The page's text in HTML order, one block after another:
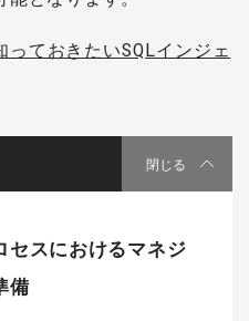
っておきたいSQLインジェ
閉じる
セスにおけるマネジ
備